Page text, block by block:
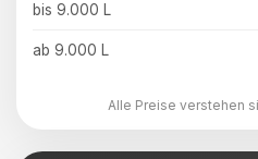
bis 9.000 L
ab 9.000 L
Alle Preise verstehen